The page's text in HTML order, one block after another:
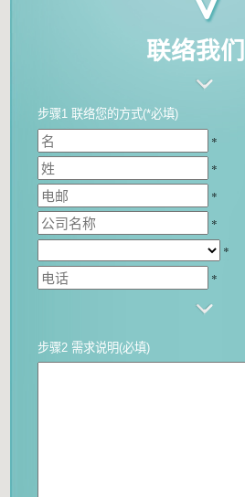
联络我们
步骤1 联络您的方式(*必填)
*
*
*
*
*
*
步骤2 需求说明(必填)